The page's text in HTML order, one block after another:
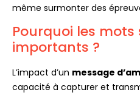
même surmonter des
Pourquoi les
importants ?
L’impact d’un message
capacité à capturer et